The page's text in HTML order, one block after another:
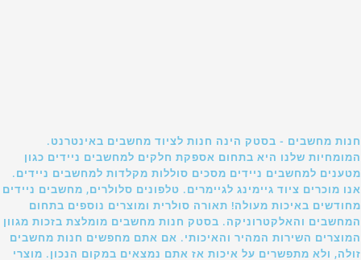
חנות מחשבים - בסטק הינה חנות לציוד מחשבים באינטרנט.
המומחיות שלנו היא בתחום אספקת חלקים למחשבים ניידים כגון
מטענים למחשבים ניידים מסכים סוללות מקלדות למחשבים ניידים.
אנו מוכרים ציוד גיימינג לגיימרים. טלפונים סלולרים, מחשבים ניידים
מחודשים באיכות מעולה! תאורה סולרית ומוצרים נוספים בתחום
המחשבים והאלקטרוניקה. בסטק חנות מחשבים מומלצת בזכות מגוון
המוצרים השירות המהיר והאיכותי. אם אתם מחפשים חנות מחשבים
זולה, ולא מתפשרים על איכות אז אתם נמצאים במקום הנכון. מוצרי